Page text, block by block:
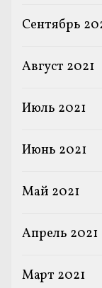
Сентябрь
Август 2021
Июль 2021
Июнь 2021
Май 2021
Апрель 2021
Март 2021